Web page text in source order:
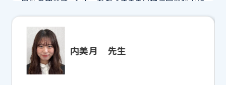
寧に教えてくれるから、効率良く成績アップを目指せま
す！
さらに、授業日以外も利用できる
要科目の対策ができる
内美月 先生